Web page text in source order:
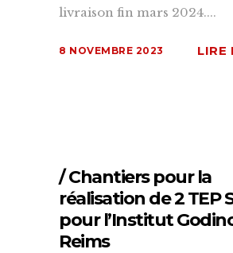
livraison fin mars 2024....
8 NOVEMBRE 2023 LIRE
/ Chantiers pour la
réalisation de 2 TEP
pour l’Institut
Reims